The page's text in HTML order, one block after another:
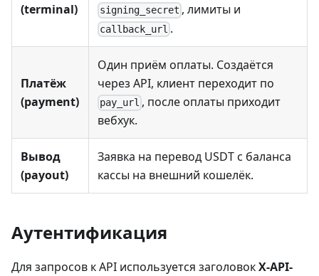
(terminal)
signing_secret , лимиты и
callback_url .
Платёж
(payment)
Один приём оплаты. Создаётся
через API, клиент переходит по
pay_url , после оплаты приходит
вебхук.
Вывод
(payout)
Заявка на перевод USDT с баланса
кассы на внешний кошелёк.
Аутентификация
Для запросов к API используется заголовокX-API-